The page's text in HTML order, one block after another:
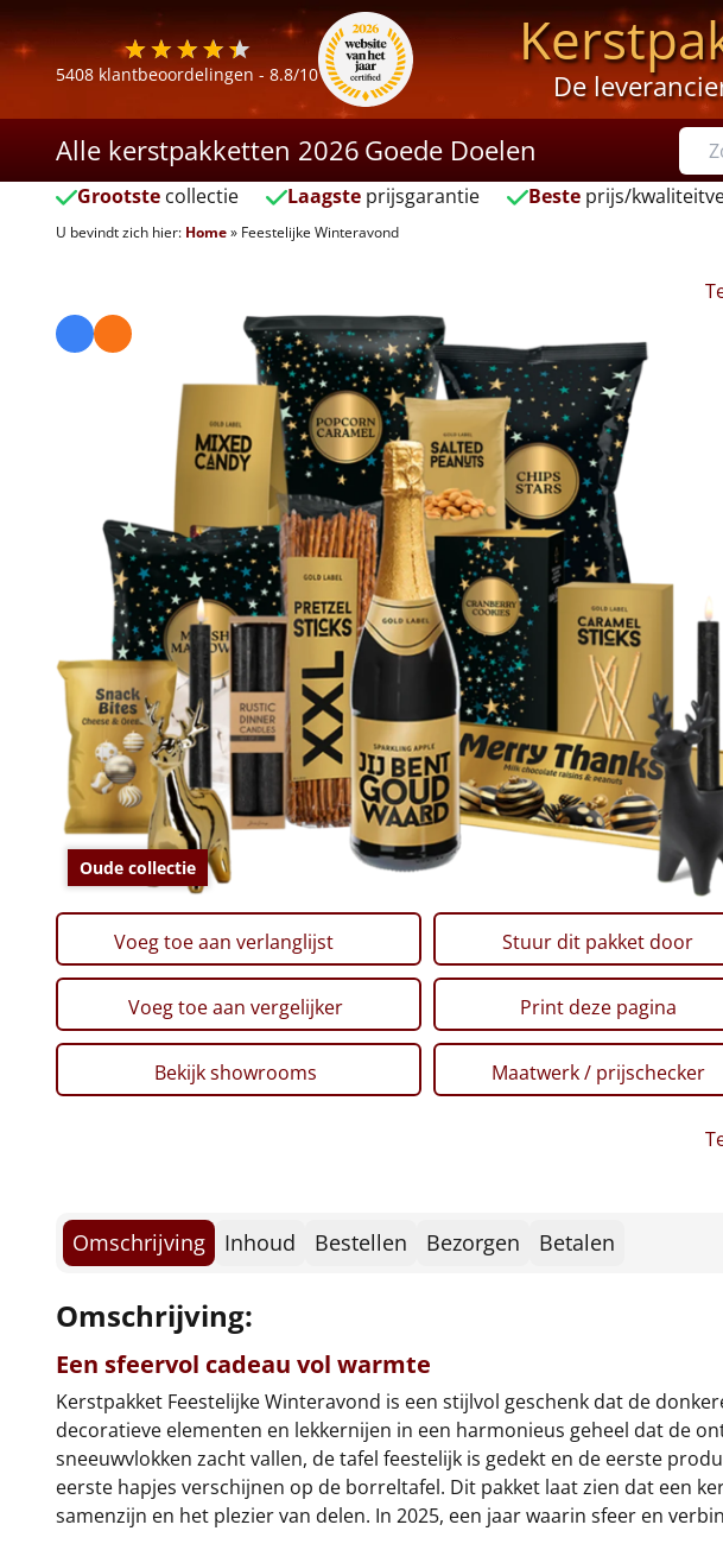
5408 klantbeoordelingen - 8.8/10
De
Alle kerstpakketten 2026 Goede Doelen
Grootste collectie Laagsteprijsgarantie Besteprijs/
U bevindt zich hier: Home» Feestelijke Winteravond
Oude collectie
Voeg toe aan verlanglijst Stuur dit pakket door
Voeg toe aan vergelijker Print deze pagina
Bekijk showrooms Maatwerk / prijschecker
Omschrijving Inhoud Bestellen Bezorgen Betalen
Omschrijving:
Een sfeervol cadeau vol warmte
Kerstpakket Feestelijke Winteravond is een stijlvol geschenk dat de
decoratieve elementen en lekkernijen in een harmonieus geheel dat de
sneeuwvlokken zacht vallen, de tafel feestelijk is gedekt en de eerste
eerste hapjes verschijnen op de borreltafel. Dit pakket laat zien dat een
samenzijn en het plezier van delen. In 2025, een jaar waarin sfeer en